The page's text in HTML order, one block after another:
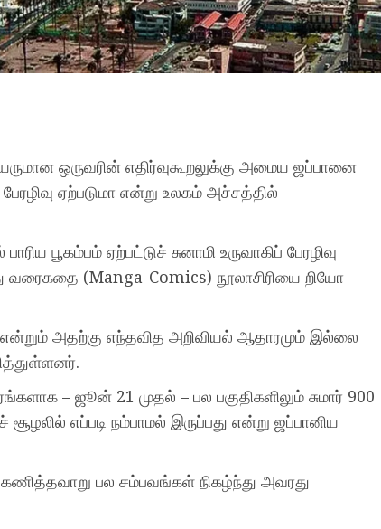
ஒருவரின் எதிர்வுகூறலுக்கு அமைய ஜப்பானை
ஏற்படுமா என்று உலகம் அச்சத்தில்
பூகம்பம் ஏற்பட்டுச் சுனாமி உருவாகிப் பேரழிவு
வரைகதை (Manga-Comics) நூலாசிரியை றியோ
அதற்கு எந்தவித அறிவியல் ஆதாரமும் இல்லை
– ஜூன் 21 முதல் – பல பகுதிகளிலும் சுமார் 900
எப்படி நம்பாமல் இருப்பது என்று ஜப்பானிய
பல சம்பவங்கள் நிகழ்ந்து அவரது